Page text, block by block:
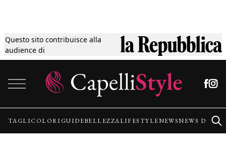
Questo sito contribuisce alla
audience di
Tagli
Colori
Guide
TAGLICOLORI GUIDEBELLEZZALIFESTYLENEWSNEWS